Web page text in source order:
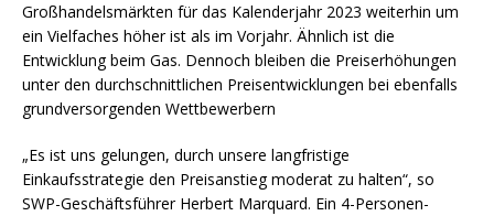
Großhandelsmärkten für das Kalenderjahr 2023 weiterhin um
ein Vielfaches höher ist als im Vorjahr. Ähnlich ist die
Entwicklung beim Gas. Dennoch bleiben die Preiserhöhungen
unter den durchschnittlichen Preisentwicklungen bei ebenfalls
grundversorgenden Wettbewerbern
„Es ist uns gelungen, durch unsere langfristige
Einkaufsstrategie den Preisanstieg moderat zu halten“, so
SWP-Geschäftsführer Herbert Marquard. Ein 4-Personen-